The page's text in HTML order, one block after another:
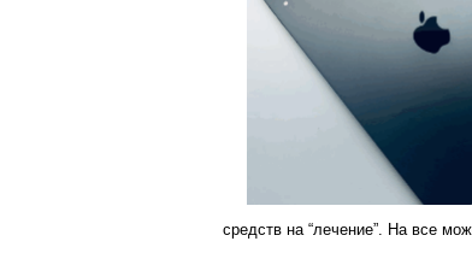
средств на “лечение”. На все